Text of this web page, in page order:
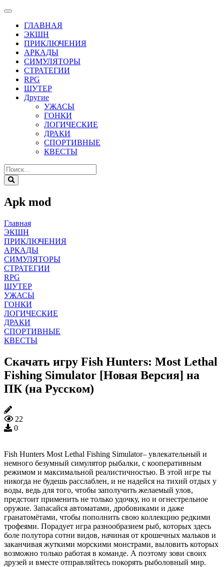
ГЛАВНАЯ
ЭКШН
ПРИКЛЮЧЕНИЯ
АРКАДЫ
СИМУЛЯТОРЫ
СТРАТЕГИИ
RPG
ШУТЕР
Другие
УЖАСЫ
ГОНКИ
ЛОГИЧЕСКИЕ
ДРАКИ
СПОРТИВНЫЕ
КВЕСТЫ
Apk mod
Главная
ЭКШН
ПРИКЛЮЧЕНИЯ
АРКАДЫ
СИМУЛЯТОРЫ
СТРАТЕГИИ
RPG
ШУТЕР
УЖАСЫ
ГОНКИ
ЛОГИЧЕСКИЕ
ДРАКИ
СПОРТИВНЫЕ
КВЕСТЫ
Скачать игру Fish Hunters: Most Lethal
Fishing Simulator [Новая Версия] на
ПК (на Русском)
22
0
Fish Hunters Most Lethal Fishing Simulator– увлекательный и
немного безумный симулятор рыбалки, с кооперативным
режимом и максимальной реалистичностью. В этой игре ты
никогда не будешь расслаблен, и не надейся на тихий отдых у
воды, ведь для того, чтобы заполучить желаемый улов,
предстоит применить не только удочку, но и огнестрельное
оружие. Запасайся автоматами, дробовиками и даже
гранатомётами, чтобы пополнить свою коллекцию редкими
трофеями. Порадует игра разнообразием рыб, которых здесь
боле полутора сотни видов, начиная от крошечных мальков и
заканчивая жуткими морскими монстрами, выловить которых
возможно только работая в команде. А поэтому зови своих
друзей и вместе отправляйтесь покорять рыболовный мир.